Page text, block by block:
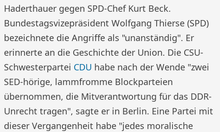
Haderthauer gegen SPD-Chef Kurt Beck.
Bundestagsvizepräsident Wolfgang Thierse (SPD)
bezeichnete die Angriffe als "unanständig". Er
erinnerte an die Geschichte der Union. Die CSU-
Schwesterpartei CDU habe nach der Wende "zwei
SED-hörige, lammfromme Blockparteien
übernommen, die Mitverantwortung für das DDR-
Unrecht tragen", sagte er in Berlin. Eine Partei mit
dieser Vergangenheit habe "jedes moralische